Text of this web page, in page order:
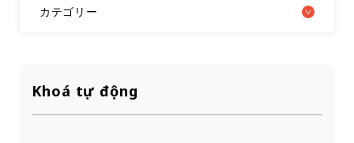
カテゴリー
Khoá tự động